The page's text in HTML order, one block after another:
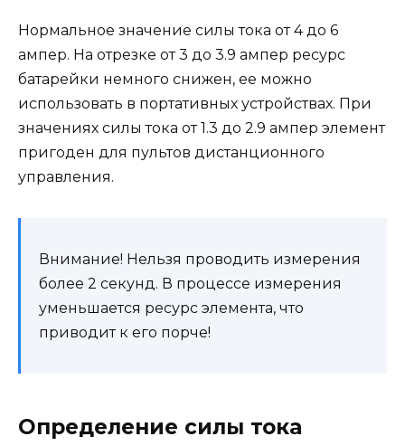
Нормальное значение силы тока от 4 до 6
ампер. На отрезке от 3 до 3.9 ампер ресурс
батарейки немного снижен, ее можно
использовать в портативных устройствах. При
значениях силы тока от 1.3 до 2.9 ампер элемент
пригоден для пультов дистанционного
управления.
Внимание! Нельзя проводить измерения
более 2 секунд. В процессе измерения
уменьшается ресурс элемента, что
приводит к его порче!
Определение силы тока